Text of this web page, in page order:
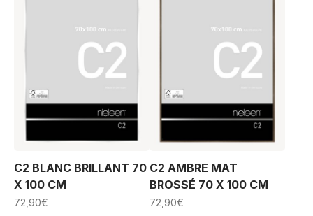
C2 BLANC BRILLANT 70
X 100 CM
72,90€
C2 AMBRE MAT
BROSSÉ 70 X 100 CM
72,90€